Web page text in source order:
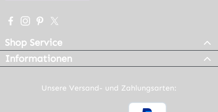
Besuche uns auf Facebook – öffnet in neuem Tab
Schau auf Instagram vorbei – öffnet in neuem Tab
Lass dich auf Pinterest inspirieren – öffnet in
Folge uns auf X – öffnet in neuem Tab
Shop Service
Informationen
Unsere Versand- und Zahlungsarten: